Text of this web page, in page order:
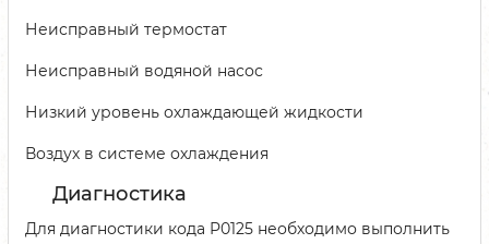
Неисправный термостат
Неисправный водяной насос
Низкий уровень охлаждающей жидкости
Воздух в системе охлаждения
Диагностика
Для диагностики кода P0125 необходимо выполнить